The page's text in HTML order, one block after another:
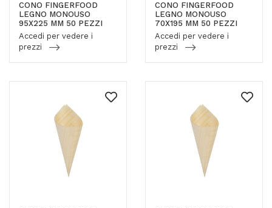
CONO FINGERFOOD
LEGNO MONOUSO
95X225 MM 50 PEZZI
Accedi per vedere i
prezzi
CONO FINGERFOOD
LEGNO MONOUSO
70X195 MM 50 PEZZI
Accedi per vedere i
prezzi